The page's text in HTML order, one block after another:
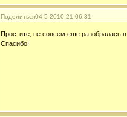
Поделиться04-5-2010 21:06:31
Простите, не совсем еще разобралась
Спасибо!